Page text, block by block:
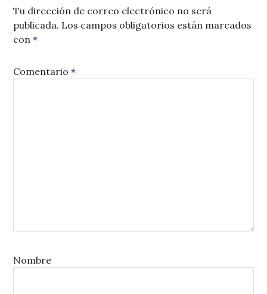
Tu dirección de correo electrónico no será
publicada. Los campos obligatorios están marcados
con*
Comentario*
Nombre